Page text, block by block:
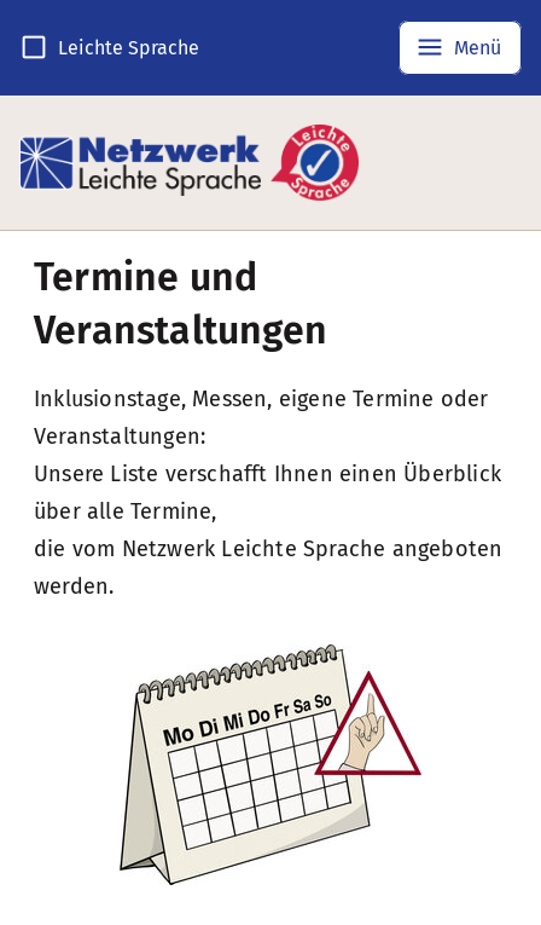
Leichte Sprache Menü
Termine und
Veranstaltungen
Inklusionstage, Messen, eigene Termine oder
Veranstaltungen:
Unsere Liste verschafft Ihnen einen Überblick
über alle Termine,
die vom Netzwerk Leichte Sprache angeboten
werden.